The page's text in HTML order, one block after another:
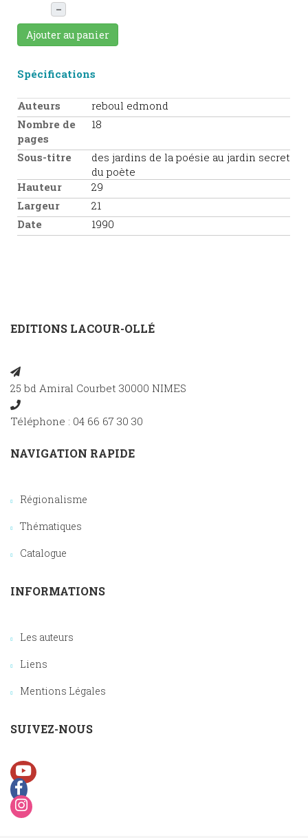
–
Ajouter au panier
Spécifications
Auteurs
reboul edmond
Nombre de
pages
18
Sous-titre
des jardins de la poésie au jardin secret
du poète
Hauteur
29
Largeur
21
Date
1990
EDITIONS LACOUR-OLLÉ
25 bd Amiral Courbet 30000 NIMES
Téléphone : 04 66 67 30 30
NAVIGATION RAPIDE
Régionalisme
Thématiques
Catalogue
INFORMATIONS
Les auteurs
Liens
Mentions Légales
SUIVEZ-NOUS